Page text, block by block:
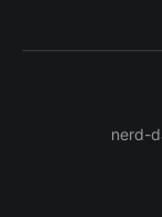
nerd-